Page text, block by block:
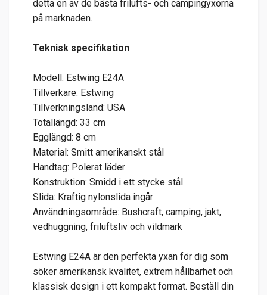
detta en av de bästa frilufts- och campingyxorna
på marknaden.
Teknisk specifikation
Modell: Estwing E24A
Tillverkare: Estwing
Tillverkningsland: USA
Totallängd: 33 cm
Egglängd: 8 cm
Material: Smitt amerikanskt stål
Handtag: Polerat läder
Konstruktion: Smidd i ett stycke stål
Slida: Kraftig nylonslida ingår
Användningsområde: Bushcraft, camping, jakt,
vedhuggning, friluftsliv och vildmark
Estwing E24A är den perfekta yxan för dig som
söker amerikansk kvalitet, extrem hållbarhet och
klassisk design i ett kompakt format. Beställ din